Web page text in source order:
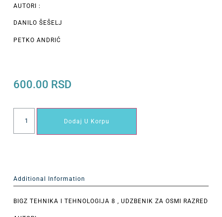
AUTORI :
DANILO ŠEŠELJ
PETKO ANDRIĆ
600.00 RSD
Dodaj U Korpu
Additional Information
BIGZ TEHNIKA I TEHNOLOGIJA 8 , UDZBENIK ZA OSMI RAZRED